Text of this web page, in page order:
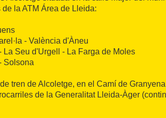
la ATM Área de Lleida:
- València d'Àneu
La Seu d'Urgell - La Farga de Moles
Solsona
tren de Alcoletge, en el Camí de
de la Generalitat Lleida-Àger